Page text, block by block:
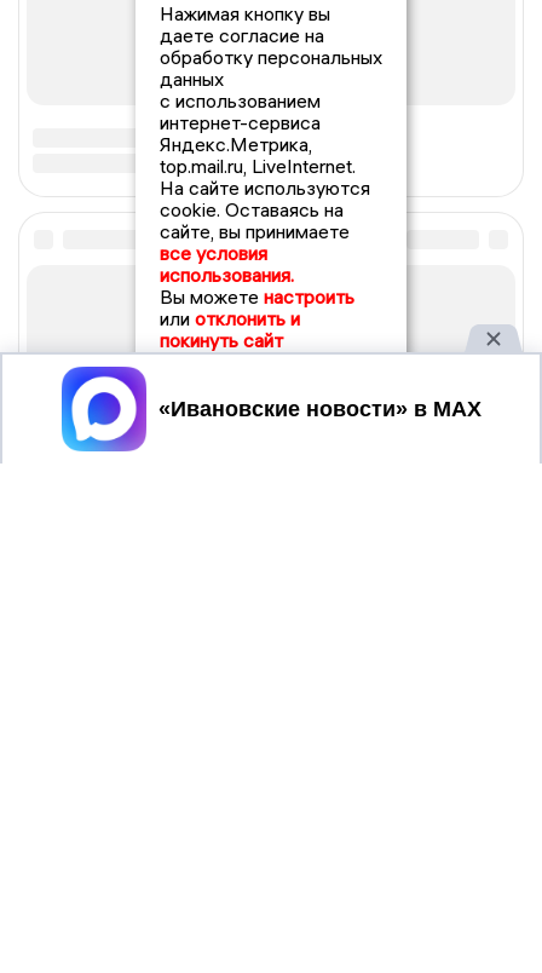
Нажимая кнопку вы
даете согласие на
обработку персональных
данных
с использованием
интернет-сервиса
Яндекс.Метрика,
top.mail.ru, LiveInternet.
На сайте используются
cookie. Оставаясь на
сайте, вы принимаете
все условия
использования.
Вы можете настроить
или отклонить и
покинуть сайт
Принять